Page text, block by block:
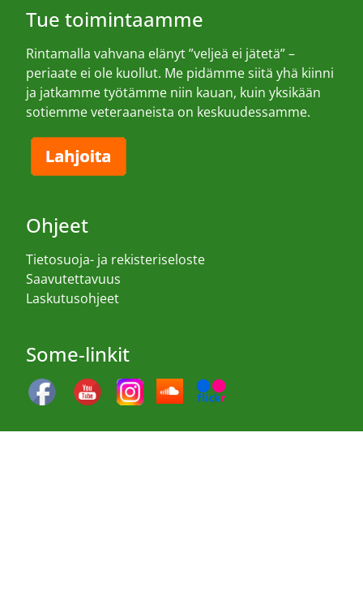
Tue toimintaamme
Rintamalla vahvana elänyt ”veljeä ei jätetä” –
periaate ei ole kuollut. Me pidämme siitä yhä kiinni
ja jatkamme työtämme niin kauan, kuin yksikään
sotiemme veteraaneista on keskuudessamme.
Ohjeet
Tietosuoja- ja rekisteriseloste
Saavutettavuus
Laskutusohjeet
Some-linkit